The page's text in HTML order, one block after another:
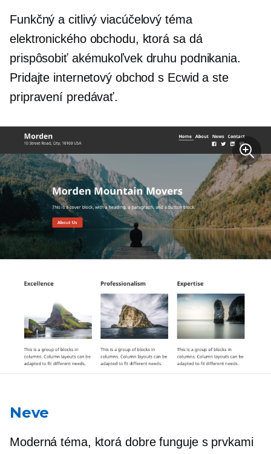
Funkčný a citlivýviacúčelový téma
elektronického obchodu, ktorá sa dá
prispôsobiť akémukoľvek druhu podnikania.
Pridajte internetový obchod s Ecwid a ste
pripravení predávať.
Neve
Moderná téma, ktorá dobre funguje s prvkami